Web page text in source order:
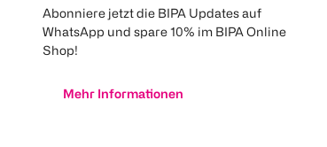
Abonniere jetzt die BIPA Updates auf
WhatsApp und spare 10% im BIPA Online
Shop!
Mehr Informationen